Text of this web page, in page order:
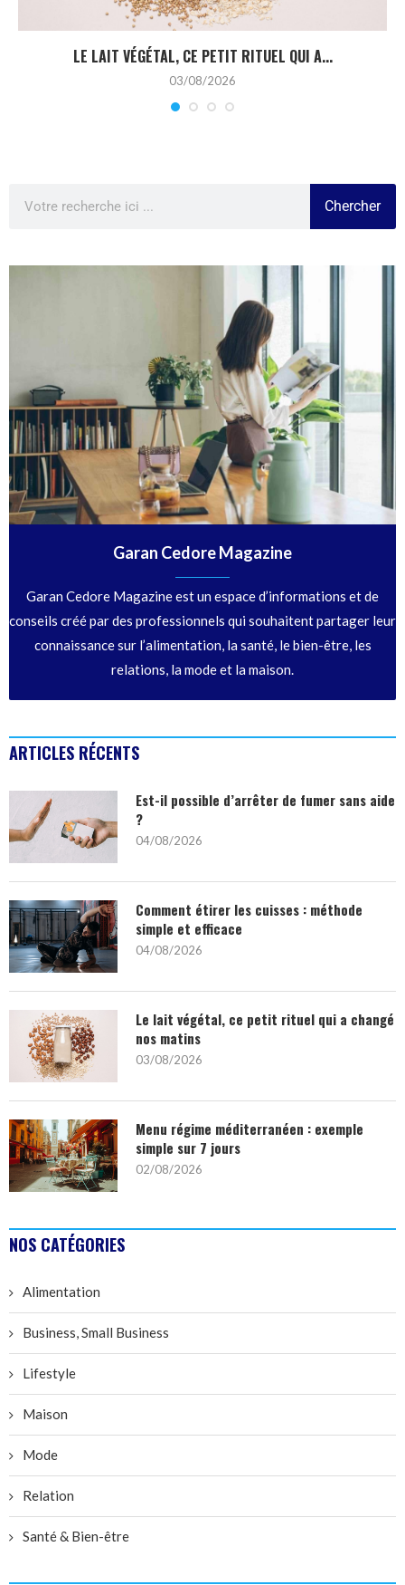
LE LAIT VÉGÉTAL, CE PETIT RITUEL QUI A...
03/08/2026
Chercher
Garan Cedore Magazine
Garan Cedore Magazine est un espace d’informations et de
conseils créé par des professionnels qui souhaitent partager leur
connaissance sur l’alimentation, la santé, le bien-être, les
relations, la mode et la maison.
ARTICLES RÉCENTS
Est-il possible d’arrêter de fumer sans aide
?
04/08/2026
Comment étirer les cuisses : méthode
simple et efficace
04/08/2026
Le lait végétal, ce petit rituel qui a changé
nos matins
03/08/2026
Menu régime méditerranéen : exemple
simple sur 7 jours
02/08/2026
NOS CATÉGORIES
Alimentation
Business, Small Business
Lifestyle
Maison
Mode
Relation
Santé & Bien-être